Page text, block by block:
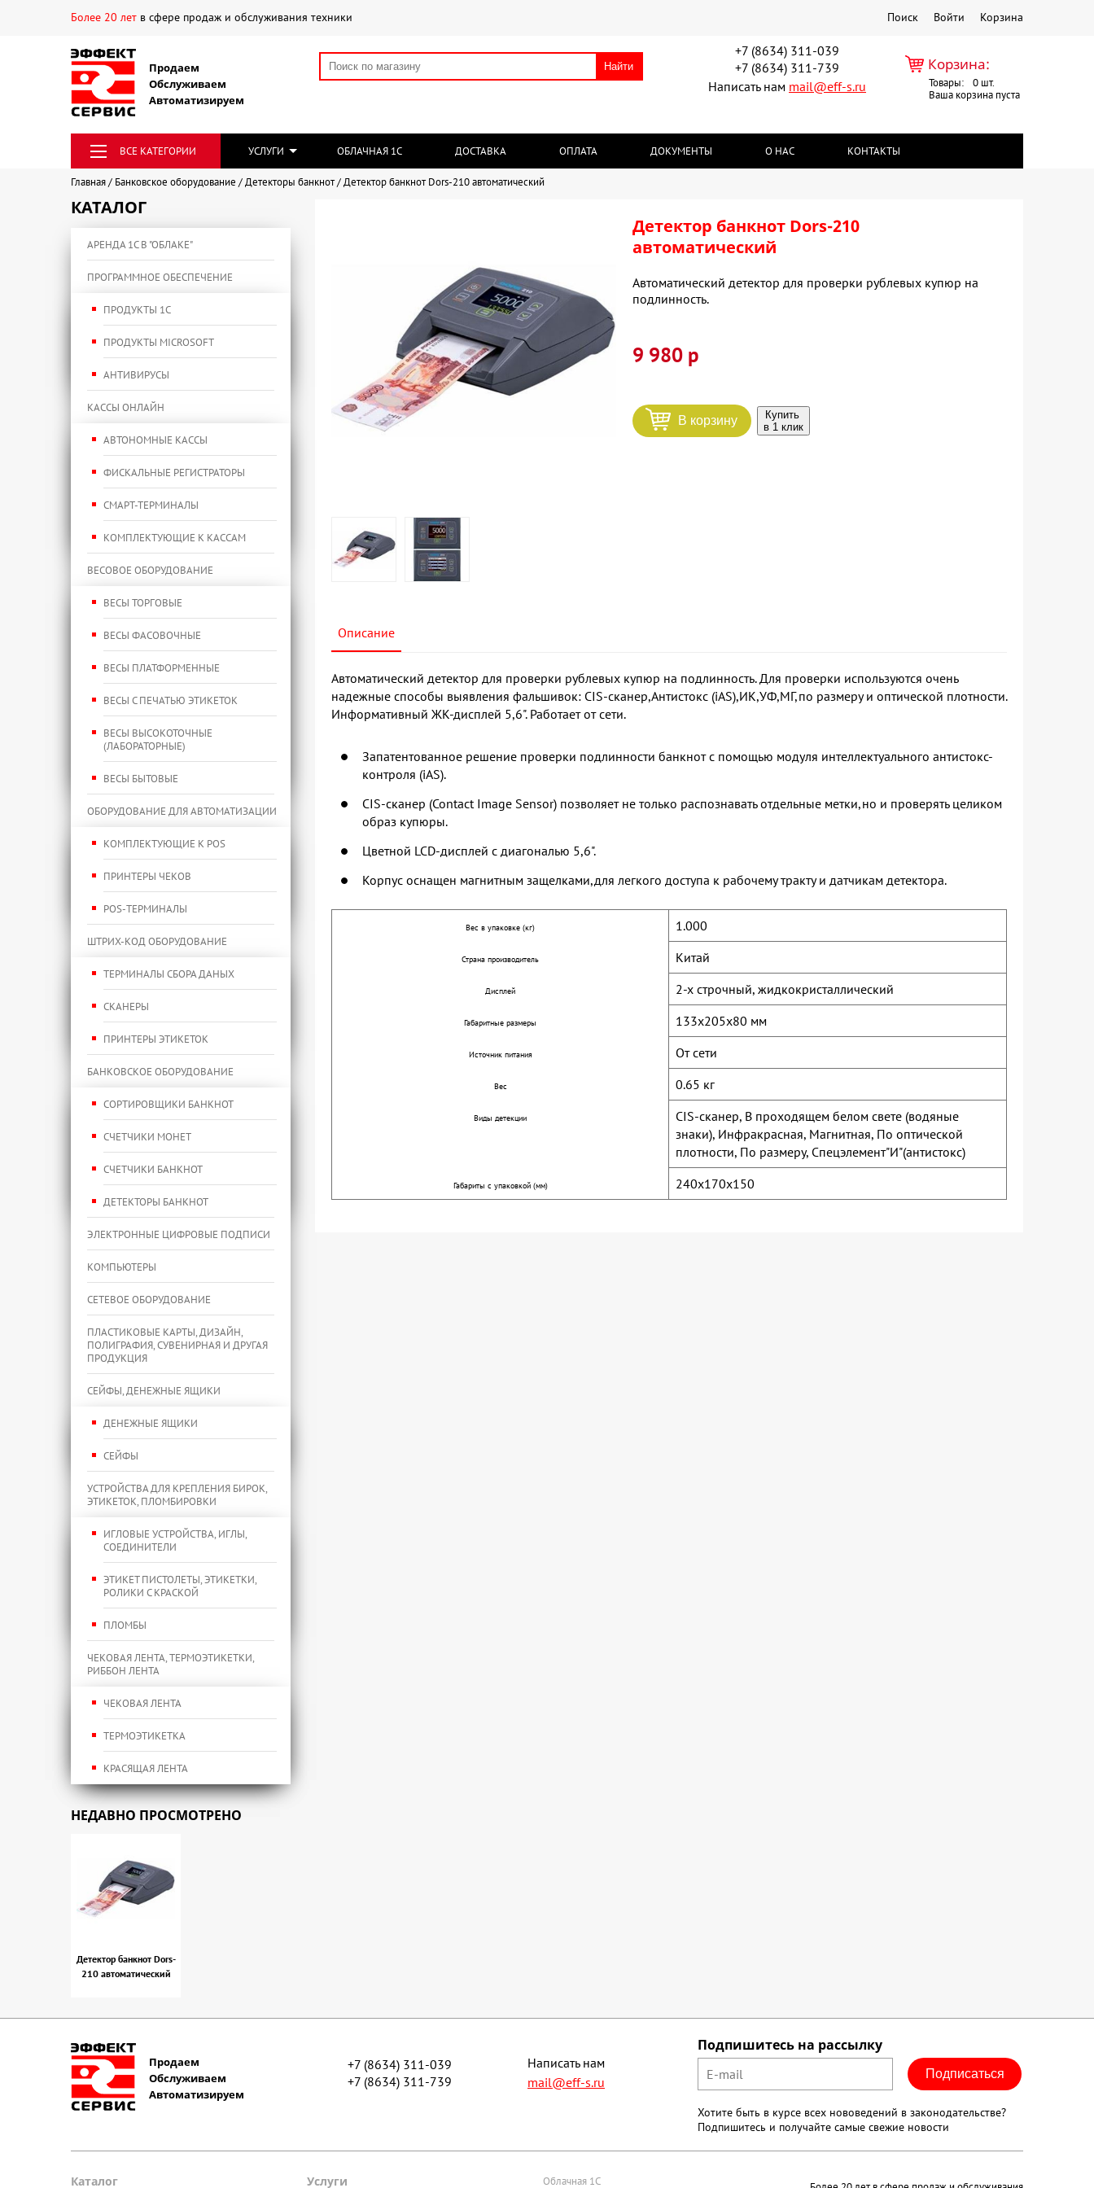
Более 20 лет в сфере продаж и обслуживания техники Поиск Войти Корзина
Продаем
Обслуживаем
Автоматизируем
Корзина:
Товары:
0
Ваша корзина пуста
+7 (8634) 311-039
+7 (8634) 311-739
Написать нам mail@eff-s.ru
Найти
ВСЕ КАТЕГОРИИ УСЛУГИ ОБЛАЧНАЯ 1С ДОСТАВКА ОПЛАТА ДОКУМЕНТЫ О НАС КОНТАКТЫ
Главная Банковское оборудование Детекторы банкнот Детектор банкнот Dors-210 автоматический
КАТАЛОГ
АРЕНДА 1С В "ОБЛАКЕ"
ПРОГРАММНОЕ ОБЕСПЕЧЕНИЕ
ПРОДУКТЫ 1С
ПРОДУКТЫ MICROSOFT
АНТИВИРУСЫ
КАССЫ ОНЛАЙН
АВТОНОМНЫЕ КАССЫ
ФИСКАЛЬНЫЕ РЕГИСТРАТОРЫ
СМАРТ-ТЕРМИНАЛЫ
КОМПЛЕКТУЮЩИЕ К КАССАМ
ВЕСОВОЕ ОБОРУДОВАНИЕ
ВЕСЫ ТОРГОВЫЕ
ВЕСЫ ФАСОВОЧНЫЕ
ВЕСЫ ПЛАТФОРМЕННЫЕ
ВЕСЫ С ПЕЧАТЬЮ ЭТИКЕТОК
ВЕСЫ ВЫСОКОТОЧНЫЕ
(ЛАБОРАТОРНЫЕ)
ВЕСЫ БЫТОВЫЕ
ОБОРУДОВАНИЕ ДЛЯ АВТОМАТИЗАЦИИ
КОМПЛЕКТУЮЩИЕ К POS
ПРИНТЕРЫ ЧЕКОВ
POS-ТЕРМИНАЛЫ
ШТРИХ-КОД ОБОРУДОВАНИЕ
ТЕРМИНАЛЫ СБОРА ДАНЫХ
СКАНЕРЫ
ПРИНТЕРЫ ЭТИКЕТОК
БАНКОВСКОЕ ОБОРУДОВАНИЕ
СОРТИРОВЩИКИ БАНКНОТ
СЧЕТЧИКИ МОНЕТ
СЧЕТЧИКИ БАНКНОТ
ДЕТЕКТОРЫ БАНКНОТ
ЭЛЕКТРОННЫЕ ЦИФРОВЫЕ ПОДПИСИ
КОМПЬЮТЕРЫ
СЕТЕВОЕ ОБОРУДОВАНИЕ
ПЛАСТИКОВЫЕ КАРТЫ, ДИЗАЙН,
ПОЛИГРАФИЯ, СУВЕНИРНАЯ И ДРУГАЯ
ПРОДУКЦИЯ
СЕЙФЫ, ДЕНЕЖНЫЕ ЯЩИКИ
ДЕНЕЖНЫЕ ЯЩИКИ
СЕЙФЫ
УСТРОЙСТВА ДЛЯ КРЕПЛЕНИЯ БИРОК,
ЭТИКЕТОК, ПЛОМБИРОВКИ
ИГЛОВЫЕ УСТРОЙСТВА, ИГЛЫ,
СОЕДИНИТЕЛИ
ЭТИКЕТ ПИСТОЛЕТЫ, ЭТИКЕТКИ,
РОЛИКИ С КРАСКОЙ
ПЛОМБЫ
ЧЕКОВАЯ ЛЕНТА, ТЕРМОЭТИКЕТКИ,
РИББОН ЛЕНТА
ЧЕКОВАЯ ЛЕНТА
ТЕРМОЭТИКЕТКА
КРАСЯЩАЯ ЛЕНТА
НЕДАВНО ПРОСМОТРЕНО
Детектор банкнот Dors-
210 автоматический
Детектор банкнот Dors-210
автоматический
Автоматический детектор для проверки рублевых купюр на
подлинность.
9 980 р
В корзину
Купить
в 1 клик
Описание
Автоматический детектор для проверки рублевых купюр на подлинность. Для проверки используются очень
надежные способы выявления фальшивок: CIS-сканер,Антистокс (iAS),ИК,УФ,МГ,по размеру и оптической плотности.
Информативный ЖК-дисплей 5,6". Работает от сети.
Запатентованное решение проверки подлинности банкнот с помощью модуля интеллектуального антистокс-
контроля (iAS).
CIS-сканер (Contact Image Sensor) позволяет не только распознавать отдельные метки,но и проверять целиком
образ купюры.
Цветной LCD-дисплей с диагональю 5,6".
Корпус оснащен магнитным защелками,для легкого доступа к рабочему тракту и датчикам детектора.
Вес в упаковке (кг) 1.000
Страна производитель Китай
Дисплей 2-х строчный, жидкокристаллический
Габаритные размеры 133x205x80 мм
Источник питания От сети
Вес 0.65 кг
Виды детекции
CIS-сканер, В проходящем белом свете (водяные
знаки), Инфракрасная, Магнитная, По оптической
плотности, По размеру, Спецэлемент"И"(антистокс)
Габариты с упаковкой (мм) 240x170x150
Продаем
Обслуживаем
Автоматизируем
+7 (8634) 311-039
+7 (8634) 311-739
Написать нам
mail@eff-s.ru
Подпишитесь на рассылку
Подписаться
Хотите быть в курсе всех нововедений в законодательстве?
Подпишитесь и получайте самые свежие новости
Каталог Услуги Облачная 1С